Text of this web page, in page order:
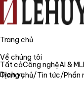
Trang chủ
Về chúng tôi
Dịch vụ
Tất cảCông nghệAI & ML
Trang chủ/Tin tức/Phần